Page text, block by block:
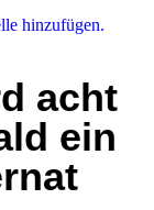
hinzufügen.
acht
ein